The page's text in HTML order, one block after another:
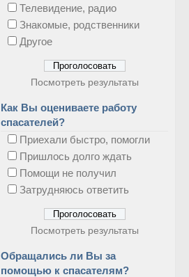
Телевидение, радио
Знакомые, родственники
Другое
Посмотреть результаты
Как Вы оцениваете работу
спасателей?
Приехали быстро, помогли
Пришлось долго ждать
Помощи не получил
Затрудняюсь ответить
Посмотреть результаты
Обращались ли Вы за
помощью к спасателям?